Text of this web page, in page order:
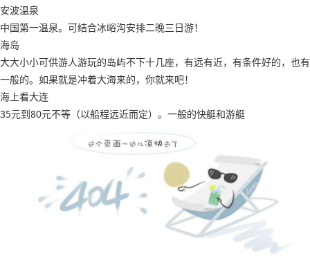
安波温泉
中国第一温泉。可结合冰峪沟安排二晚三日游！
海岛
大大小小可供游人游玩的岛屿不下十几座，有远有近，有条件好的，也有
一般的。如果就是冲着大海来的，你就来吧！
海上看大连
35元到80元不等（以船程远近而定）。一般的快艇和游艇